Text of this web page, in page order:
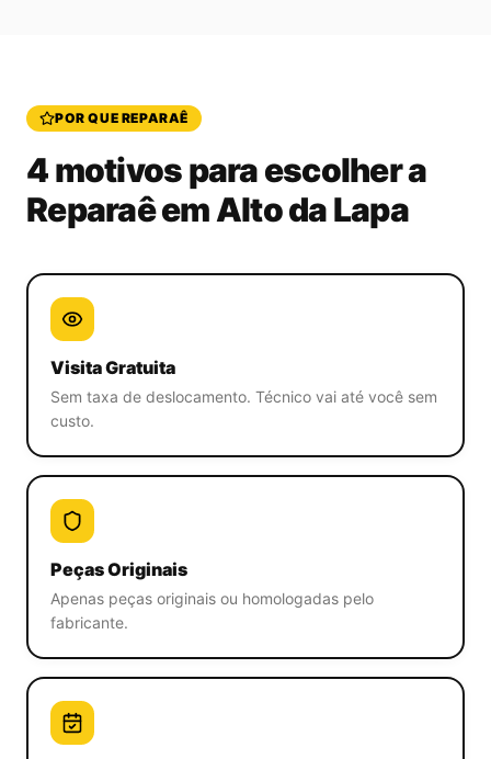
POR QUE REPARAÊ
4 motivos para escolher a
Reparaêem Alto da Lapa
Visita Gratuita
Sem taxa de deslocamento. Técnico vai até você sem
custo.
Peças Originais
Apenas peças originais ou homologadas pelo
fabricante.